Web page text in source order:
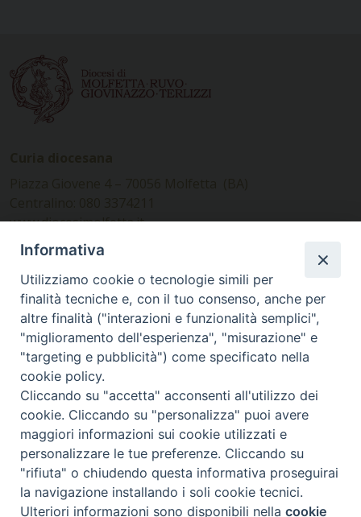
www.diocesimolfetta.it –
diocesimolfetta@pec.chiesacattolica.it
Ufficio Comunicazioni sociali
Piazza Giovene 4 – 70056 Molfetta (BA)
comunicazionisociali@diocesimolfetta.it
SEGUICI SU
Facebook
Instagram
X YouTube
Feed
Privacy Policy - trasparenza
© 2016 - 2026 Diocesi Molfetta Ruvo Giovinazzo Terlizzi
Preferenze Cookie
Informativa
Utilizziamo cookie o tecnologie simili per
finalità tecniche e, con il tuo consenso, anche per
altre finalità ("interazioni e funzionalità semplici",
"miglioramento dell'esperienza", "misurazione" e
"targeting e pubblicità") come specificato nella
cookie policy.
Cliccando su "accetta" acconsenti all'utilizzo dei
cookie. Cliccando su "personalizza" puoi avere
maggiori informazioni sui cookie utilizzati e
personalizzare le tue preferenze. Cliccando su
"rifiuta" o chiudendo questa informativa proseguirai
la navigazione installando i soli cookie tecnici.
Ulteriori informazioni sono disponibili nellacookie